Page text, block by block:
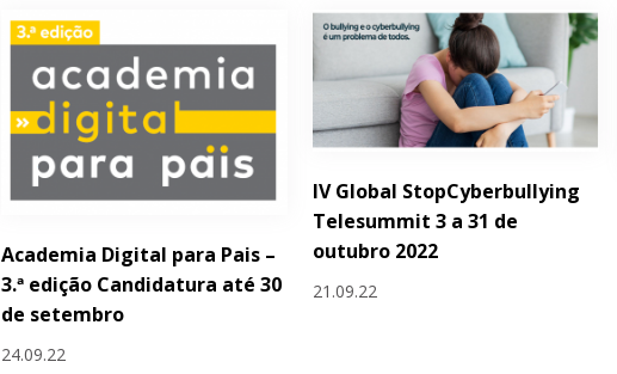
Academia Digital para Pais –
3.ª edição Candidatura até 30
de setembro
24.09.22
IV Global StopCyberbullying
Telesummit 3 a 31 de
outubro 2022
21.09.22